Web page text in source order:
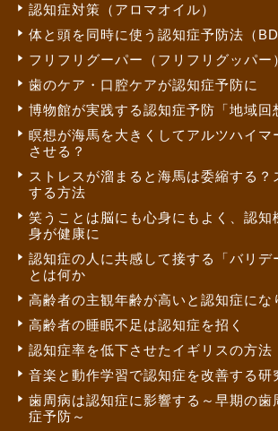
認知症対策（アロマオイル）
体と頭を同時に使う認知症予防法（
フリフリグーパー（フリフリグッパー
歯のケア・口腔ケアが認知症予防に
博物館が実践する認知症予防「地域回
瞑想が海馬を大きくしてアルツハイマ
させる？
ストレスが溜まると海馬は委縮する？
する方法
笑うことは脳にも心身にもよく、認知
身が健康に
認知症の人に共感して接する「バリデ
とは何か
高齢者の主観年齢が高いと認知症にな
高齢者の睡眠不足は認知症を招く
認知症率を低下させたイギリスの方法
音楽と動作学習で認知症を改善する研
歯周病は認知症に影響する～早期の歯
症予防～